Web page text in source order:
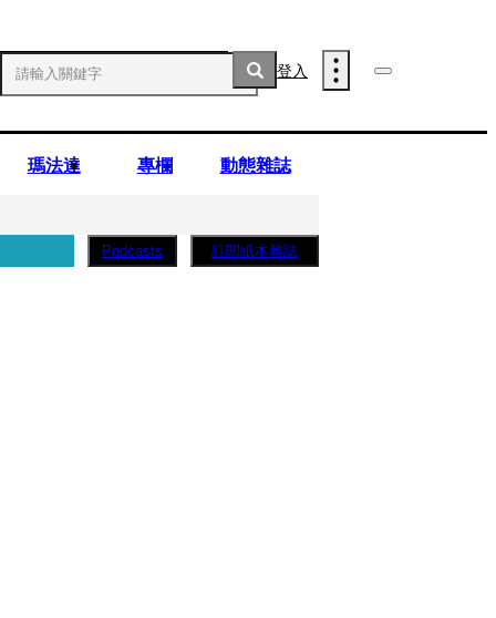
登入
瑪法達 專欄 動態雜誌
Podcasts 訂閱紙本雜誌